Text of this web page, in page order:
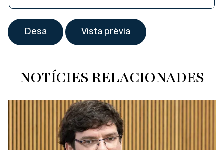
NOTÍCIES RELACIONADES